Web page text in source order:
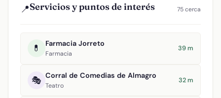
📍Servicios y puntos de interés 75 cerca
💊 Farmacia Jorreto
Farmacia
39 m
🎭 Corral de Comedias de Almagro
Teatro
32 m